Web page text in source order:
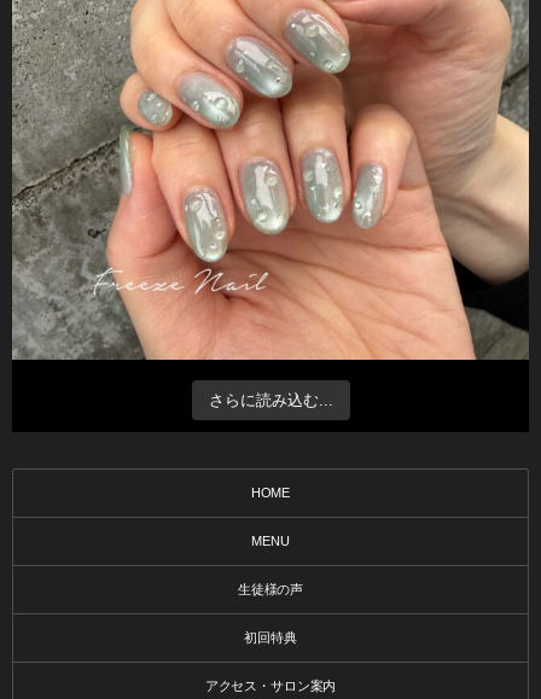
さらに読み込む...
HOME
MENU
生徒様の声
初回特典
アクセス・サロン案内